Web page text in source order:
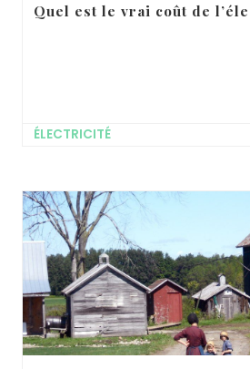
Quel est le vrai coût de
ÉLECTRICITÉ